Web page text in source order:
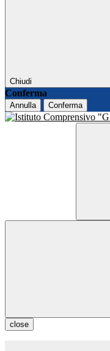
Chiudi
Conferma
Annulla Conferma
close